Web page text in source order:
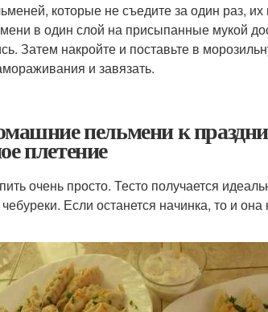
которые не съедите за один раз,
в один слой на присыпанные мукой
Затем накройте и поставьте в
и завязать.
пельмени к
плетение
очень просто. Тесто получается
Если останется начинка, то и